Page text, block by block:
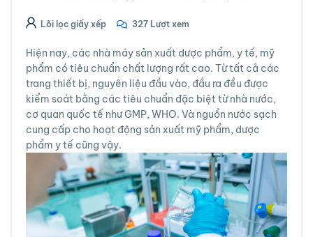
Lõi lọc giấy xếp 327 Lượt xem
Hiện nay, các nhà máy sản xuất dược phẩm, y tế, mỹ
phẩm có tiêu chuẩn chất lượng rất cao. Từ tất cả các
trang thiết bị, nguyên liệu đầu vào, đầu ra đều được
kiểm soát bằng các tiêu chuẩn đặc biệt từ nhà nước,
cơ quan quốc tế như GMP, WHO. Và nguồn nước sạch
cung cấp cho hoạt động sản xuất mỹ phẩm, dược
phẩm y tế cũng vậy.